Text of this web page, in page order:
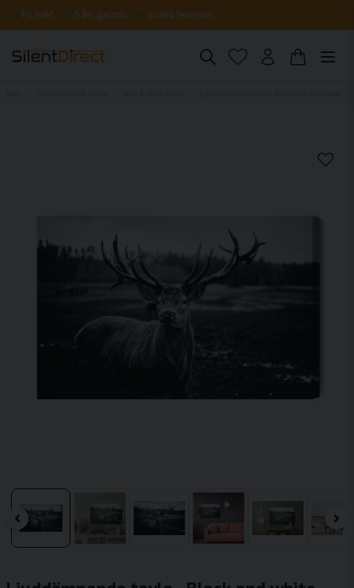
Fri frakt 5 års garanti Snabb leverans